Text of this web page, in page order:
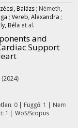
Balázs ; Németh,
; Vereb, Alexandra ;
Béla et al.
and
Support
(2024)
0 | Függő: 1 | Nem
1 | WoS/Scopus